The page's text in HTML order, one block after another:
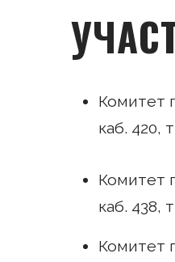
Комитет
каб. 420,
Комитет
каб. 438,
Комитет